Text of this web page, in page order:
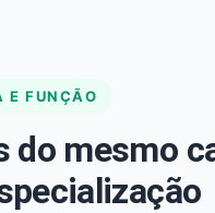
E FUNÇÃO
do mesmo